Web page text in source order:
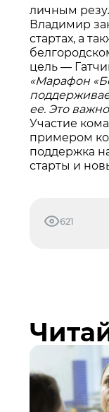
личным
Владимир
стартах, а
цель —
«Марафон
ее. Это
Участие
примером
поддержка
старты и
621